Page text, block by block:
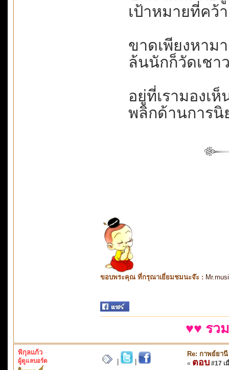
เป้าหมายที่คว้
ขาดเพียงหาม
ล้นนักก็วัดเชา
อยู่ที่เรามองเ
พลิกด้านการ
ขอบพระคุณ ที่กรุณาเยี่ยมชมนะจ๊ะ :
♥♥ รว
พิกุลแก้ว
ผู้ดูแลบอร์ด
Re: กาพย์ยา
« ตอบ #17 เ